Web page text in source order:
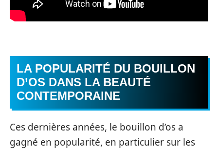
LA POPULARITÉ DU BOUILLON
D’OS DANS LA BEAUTÉ
CONTEMPORAINE
Ces dernières années, le bouillon d’os a
gagné en popularité, en particulier sur les